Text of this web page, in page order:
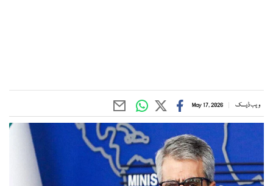
ویب ڈیسک May 17, 2026